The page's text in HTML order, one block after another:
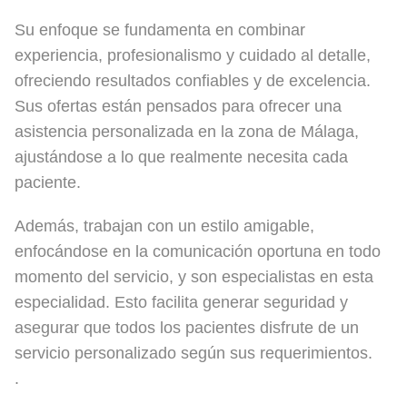
Su enfoque se fundamenta en combinar
experiencia, profesionalismo y cuidado al detalle,
ofreciendo resultados confiables y de excelencia.
Sus ofertas están pensados para ofrecer una
asistencia personalizada en la zona de Málaga,
ajustándose a lo que realmente necesita cada
paciente.
Además, trabajan con un estilo amigable,
enfocándose en la comunicación oportuna en todo
momento del servicio, y son especialistas en esta
especialidad. Esto facilita generar seguridad y
asegurar que todos los pacientes disfrute de un
servicio personalizado según sus requerimientos.
.